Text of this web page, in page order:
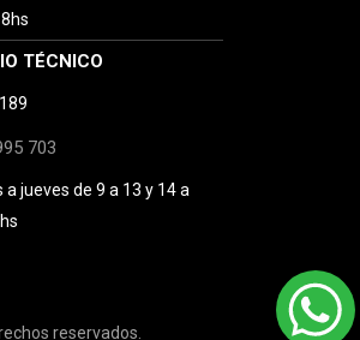
TÉCNICO
703
a jueves de 9 a 13 y 14 a
reservados.